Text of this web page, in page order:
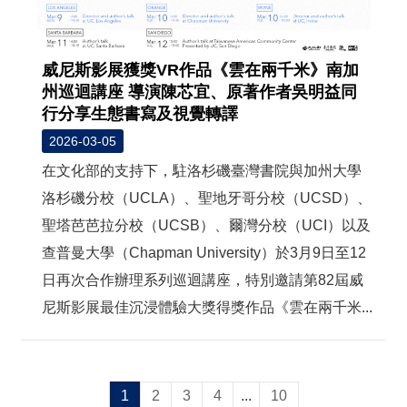
威尼斯影展獲獎VR作品《雲在兩千米》南加
州巡迴講座 導演陳芯宜、原著作者吳明益同
行分享生態書寫及視覺轉譯
2026-03-05
在文化部的支持下，駐洛杉磯臺灣書院與加州大學
洛杉磯分校（UCLA）、聖地牙哥分校（UCSD）、
聖塔芭芭拉分校（UCSB）、爾灣分校（UCI）以及
查普曼大學（Chapman University）於3月9日至12
日再次合作辦理系列巡迴講座，特別邀請第82屆威
尼斯影展最佳沉浸體驗大獎得獎作品《雲在兩千米...
1 2 3 4 ... 10